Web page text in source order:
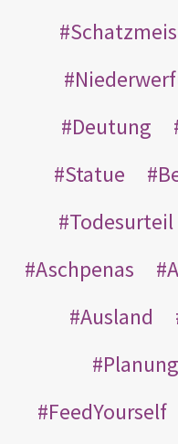
Deutung
Statue
Todesurteil
Aschpenas
Ausland
Planung
FeedYourself